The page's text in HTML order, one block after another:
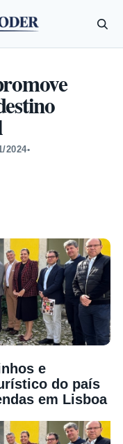
2024•
e
do país
em Lisboa